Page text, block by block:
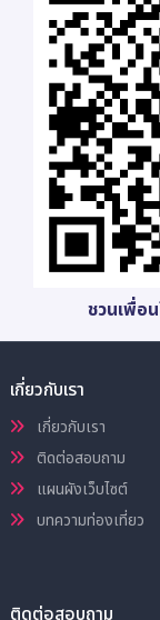
ชวนเพื่อ
เกี่ยวกับเรา
เกี่ยวกับเรา
ติดต่อสอบถาม
แผนผังเว็บไซต์
บทความท่องเที่ยว
ติดต่อสอบถาม